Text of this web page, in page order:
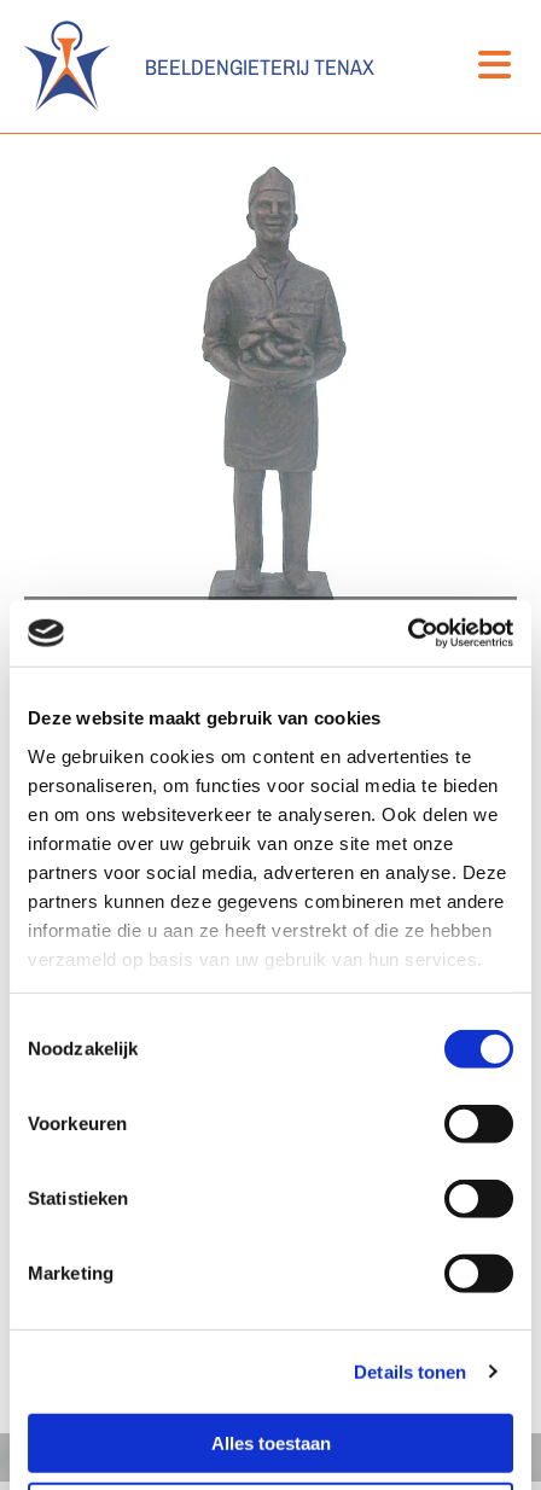
Deze website maakt gebruik van cookies
We gebruiken cookies om content en advertenties te
personaliseren, om functies voor social media te bieden
en om ons websiteverkeer te analyseren. Ook delen we
informatie over uw gebruik van onze site met onze
partners voor social media, adverteren en analyse. Deze
partners kunnen deze gegevens combineren met andere
informatie die u aan ze heeft verstrekt of die ze hebben
verzameld op basis van uw gebruik van hun services.
Noodzakelijk
Voorkeuren
Statistieken
Marketing
Details tonen
Alles toestaan
BEELDENGIETERIJ TENAX
TS257 Slager groot
Formaat
Kleur: Brons patina
€ 31,30
Aanvraag informatie / bestellen
Artikelnummer: TS257